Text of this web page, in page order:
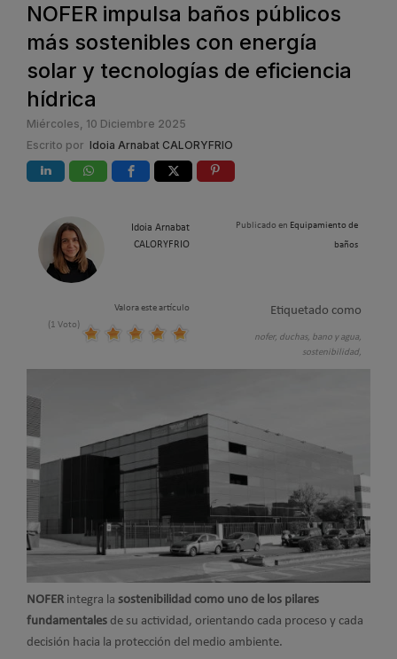
NOFER impulsa baños públicos
más sostenibles con energía
solar y tecnologías de eficiencia
hídrica
Miércoles, 10 Diciembre 2025
Escrito por Idoia Arnabat CALORYFRIO
Idoia Arnabat
CALORYFRIO
Publicado en Equipamiento de
baños
Valora este artículo
(1 Voto)
Etiquetado como
nofer, duchas, bano y agua,
sostenibilidad,
NOFER integra la sostenibilidad como uno de los pilares
fundamentales de su actividad, orientando cada proceso y cada
decisión hacia la protección del medio ambiente.